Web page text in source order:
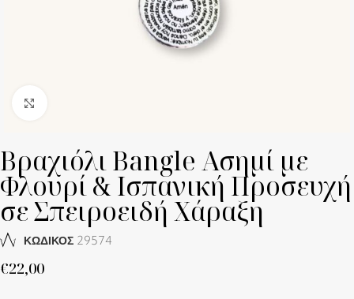
Βραχιόλι Bangle Ασημί με
Φλουρί & Ισπανική Προσευχή
σε Σπειροειδή Χάραξη
ΚΩΔΙΚΟΣ 29574
€22,00